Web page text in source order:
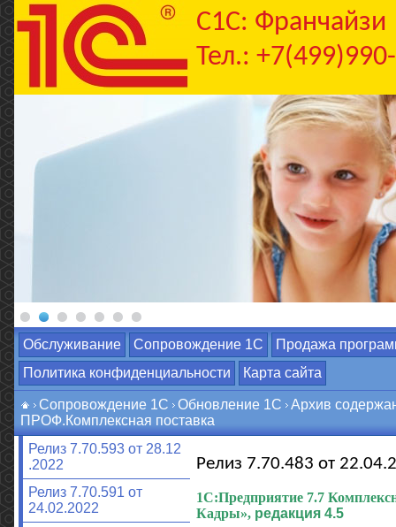
C1С: Франчайзи
Тел.:
Обслуживание Сопровождение 1С
Продажа
Политика конфиденциальности
Карта сайта
Сопровождение 1С Обновление 1С
Архив
ПРОФ.Комплексная поставка
Релиз 7.70.593 от 28.12
.2022
Релиз 7.70.591 от
24.02.2022
Релиз 7.70.483 от
1С:Предприятие 7.7
Кадры», редакция 4.5